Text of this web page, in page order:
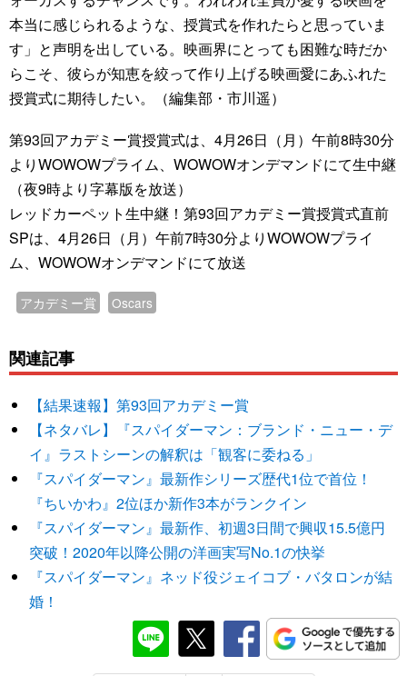
本当に感じられるような、授賞式を作れたらと思っていま
す」と声明を出している。映画界にとっても困難な時だか
らこそ、彼らが知恵を絞って作り上げる映画愛にあふれた
授賞式に期待したい。（編集部・市川遥）
第93回アカデミー賞授賞式は、4月26日（月）午前8時30分
よりWOWOWプライム、WOWOWオンデマンドにて生中継
（夜9時より字幕版を放送）
レッドカーペット生中継！第93回アカデミー賞授賞式直前
SPは、4月26日（月）午前7時30分よりWOWOWプライ
ム、WOWOWオンデマンドにて放送
アカデミー賞 Oscars
関連記事
【結果速報】第93回アカデミー賞
【ネタバレ】『スパイダーマン：ブランド・ニュー・デ
イ』ラストシーンの解釈は「観客に委ねる」
『スパイダーマン』最新作シリーズ歴代1位で首位！
『ちいかわ』2位ほか新作3本がランクイン
『スパイダーマン』最新作、初週3日間で興収15.5億円
突破！2020年以降公開の洋画実写No.1の快挙
『スパイダーマン』ネッド役ジェイコブ・バタロンが結
婚！